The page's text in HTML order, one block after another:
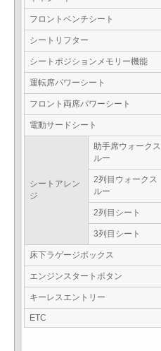
フロントベンチシート
シートリフター
シートポジションメモリー機能
運転席パワーシート
フロント両席パワーシート
電動サードシート
シートアレン
ジ
助手席ウォークス
ルー
2列目ウォークス
ルー
2列目シート
3列目シート
床下ラゲージボックス
エンジンスタートボタン
キーレスエントリー
ETC